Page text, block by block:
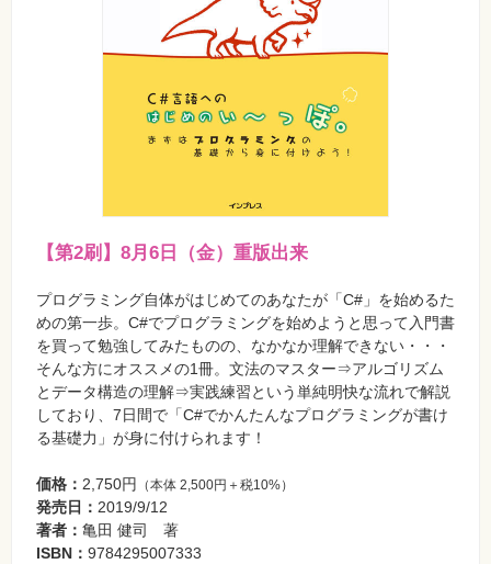
【第2刷】8月6日（金）重版出来
プログラミング自体がはじめてのあなたが「C#」を始めるた
めの第一歩。C#でプログラミングを始めようと思って入門書
を買って勉強してみたものの、なかなか理解できない・・・
そんな方にオススメの1冊。文法のマスター⇒アルゴリズム
とデータ構造の理解⇒実践練習という単純明快な流れで解説
しており、7日間で「C#でかんたんなプログラミングが書け
る基礎力」が身に付けられます！
価格： 2,750円 （本体 2,500円＋税10%）
発売日： 2019/9/12
著者： 亀田 健司 著
ISBN： 9784295007333